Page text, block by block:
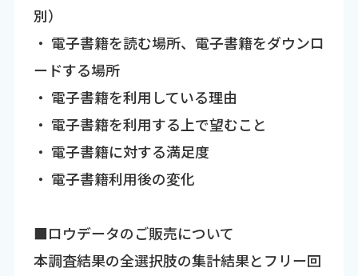
別）
・ 電子書籍を読む場所、電子書籍をダウンロ
ードする場所
・ 電子書籍を利用している理由
・ 電子書籍を利用する上で望むこと
・ 電子書籍に対する満足度
・ 電子書籍利用後の変化
■ロウデータのご販売について
本調査結果の全選択肢の集計結果とフリー回